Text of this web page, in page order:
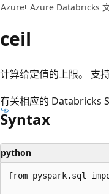
Azure Azure Databricks
ceil
计算给定值的上限。 支
有关相应的 Databricks
Syntax
python
from pyspark.sql